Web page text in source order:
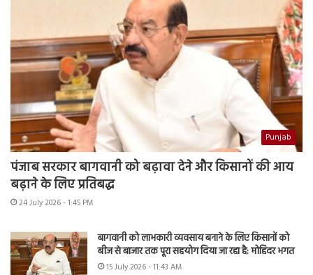
Punjab
पंजाब सरकार बागवानी को बढ़ावा देने और किसानों की आय
बढ़ाने के लिए प्रतिबद्ध
24 July 2026 - 1:45 PM
बागवानी को लाभकारी व्यवसाय बनाने के लिए किसानों को
बीज से बाजार तक पूरा सहयोग दिया जा रहा है: मोहिंदर भगत
15 July 2026 - 11:43 AM